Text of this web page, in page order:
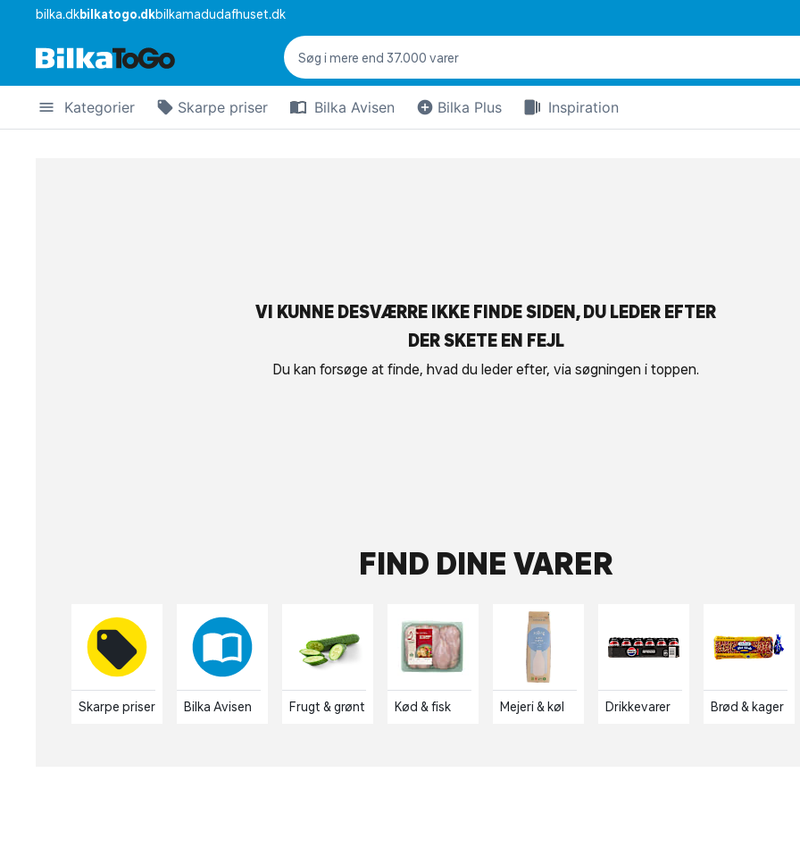
bilka.dkbilkatogo.dkbilkamadudafhuset.dk
Kategorier Skarpe priser Bilka Avisen Bilka Plus Inspiration
VI KUNNE DESVÆRRE IKKE FINDE SIDEN, DU LEDER EFTER
DER SKETE EN FEJL
Du kan forsøge at finde, hvad du leder efter, via søgningen i toppen.
FIND DINE VARER
Skarpe priser Bilka Avisen Frugt & grønt Kød & fisk Mejeri & køl Drikkevarer Brød & kager